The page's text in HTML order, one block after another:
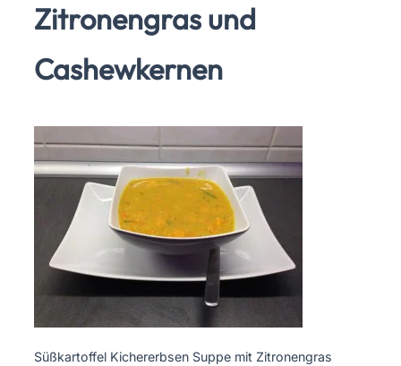
Zitronengras und
Cashewkernen
Süßkartoffel Kichererbsen Suppe mit Zitronengras